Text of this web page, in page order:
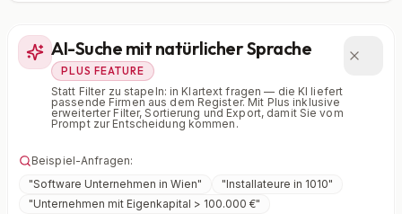
AI-Suche mit natürlicher Sprache
PLUS FEATURE
Statt Filter zu stapeln: in Klartext fragen — die KI liefert
passende Firmen aus dem Register. Mit Plus inklusive
erweiterter Filter, Sortierung und Export, damit Sie vom
Prompt zur Entscheidung kommen.
Beispiel-Anfragen:
"Software Unternehmen in Wien" "Installateure in 1010"
"Unternehmen mit Eigenkapital > 100.000 €"